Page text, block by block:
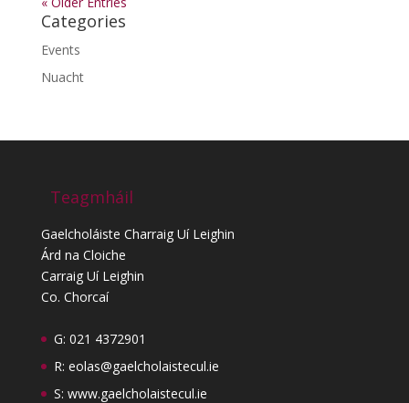
Categories
Events
Nuacht
Teagmháil
Gaelcholáiste Charraig Uí Leighin
Árd na Cloiche
Carraig Uí Leighin
Co. Chorcaí
G: 021 4372901
R: eolas@gaelcholaistecul.ie
S: www.gaelcholaistecul.ie